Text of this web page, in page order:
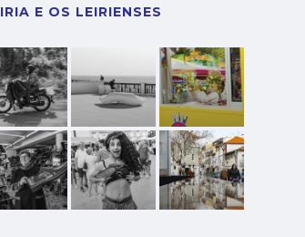
E OS LEIRIENSES